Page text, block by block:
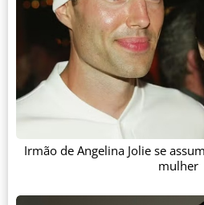
Irmão de Angelina Jolie se
mulher